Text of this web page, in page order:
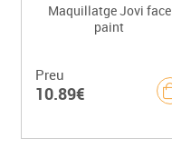
Maquillatge Jovi face
paint
Preu
10.89€